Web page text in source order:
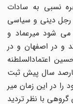
نسبی به سادات
دینی و سیاسی
شود میرعماد و
و در اصفهان و در
اعتمادالسلطنه
سال پیش ثبت
در این زمان میر
با نظر تردید